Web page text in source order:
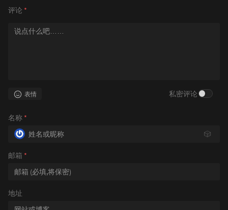
评论 *
表情 私密评论
名称 *
🎲
邮箱 *
地址